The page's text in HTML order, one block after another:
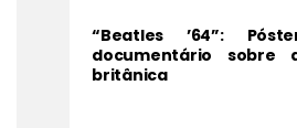
“Beatles ’64”:
documentário sobre
britânica